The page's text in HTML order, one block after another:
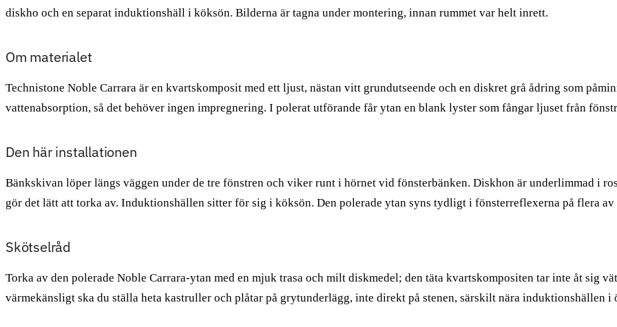
diskho och en separat induktionshäll i köksön. Bilderna är tagna under montering, innan rummet var helt inrett.
Om materialet
Technistone Noble Carrara är en kvartskomposit med ett ljust, nästan vitt grundutseende och en diskret grå ådring som
vattenabsorption, så det behöver ingen impregnering. I polerat utförande får ytan en blank lyster som fångar ljuset från
Den här installationen
Bänkskivan löper längs väggen under de tre fönstren och viker runt i hörnet vid fönsterbänken. Diskhon är underlimmad i
gör det lätt att torka av. Induktionshällen sitter för sig i köksön. Den polerade ytan syns tydligt i fönsterreflexerna på flera av
Skötselråd
Torka av den polerade Noble Carrara-ytan med en mjuk trasa och milt diskmedel; den täta kvartskompositen tar inte åt sig
värmekänsligt ska du ställa heta kastruller och plåtar på grytunderlägg, inte direkt på stenen, särskilt nära induktionshällen i